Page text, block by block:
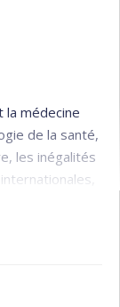
la médecine
de la santé,
les inégalités
et les
mes
Je